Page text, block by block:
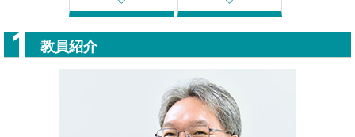
教員紹介